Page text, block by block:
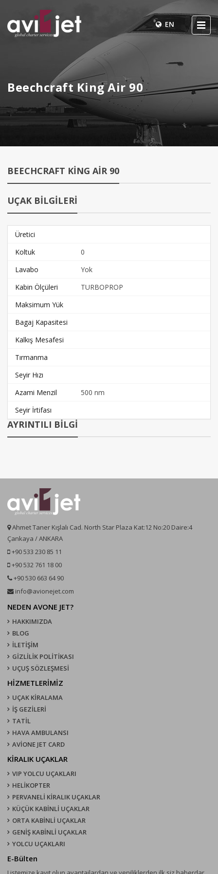
EN
Beechcraft King Air 90
BEECHCRAFT KING AIR 90
UÇAK BİLGİLERİ
Üretici
Koltuk
0
Lavabo
Yok
Kabin Ölçüleri
TURBOPROP
Maksimum Yük
Bagaj Kapasitesi
Kalkış Mesafesi
Tırmanma
Seyir Hızı
Azami Menzil
500 nm
Seyir İrtifası
AYRINTILI BİLGİ
Ahmet Taner Kışlalı Cad. North Star Plaza Kat:12 No:20 Daire:4
Çankaya / ANKARA
+90 533 230 85 11
+90 532 761 18 00
+90 530 663 64 90
info@avionejet.com
NEDEN AVONE JET?
HAKKIMIZDA
BLOG
İLETİŞİM
GİZLİLİK POLİTİKASI
UÇUŞ SÖZLEŞMESI
HİZMETLERİMİZ
UÇAK KIRALAMA
İŞ GEZİLERİ
TATİL
HAVA AMBULANSI
AVİONE JET CARD
KIRALIK UÇAKLAR
VIP YOLCU UÇAKLARI
HELİKOPTER
PERVANELİ KİRALIK UÇAKLAR
KÜÇÜK KABİNLİ UÇAKLAR
ORTA KABİNLİ UÇAKLAR
GENİŞ KABİNLİ UÇAKLAR
YOLCU UÇAKLARI
E-Bülten